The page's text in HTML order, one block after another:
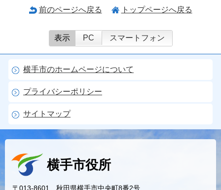
前のページへ戻る トップページへ戻る
表示 PC スマートフォン
横手市のホームページについて
プライバシーポリシー
サイトマップ
横手市役所
〒013-8601 秋田県横手市中央町8番2号